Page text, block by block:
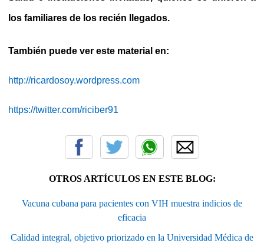
los familiares de los recién llegados.
También puede ver este material en:
http://ricardosoy.wordpress.com
https://twitter.com/riciber91
OTROS ARTÍCULOS EN ESTE BLOG:
Vacuna cubana para pacientes con VIH muestra indicios de
eficacia
Calidad integral, objetivo priorizado en la Universidad Médica de